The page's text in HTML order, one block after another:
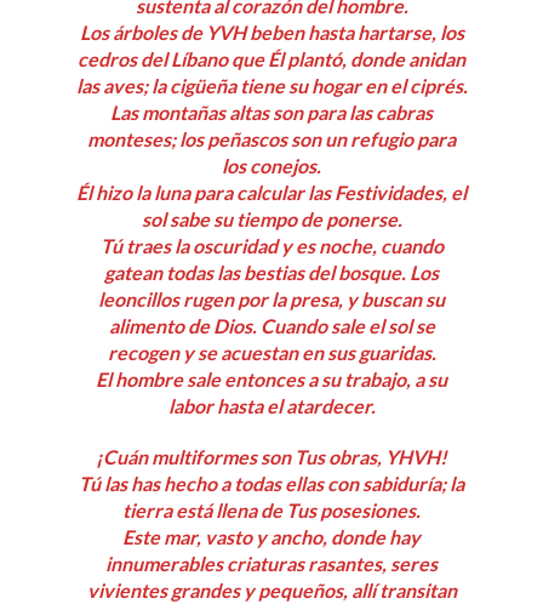
sustenta al corazón del hombre.
Los árboles de YVH beben hasta hartarse, los
cedros del Líbano que Él plantó, donde anidan
las aves; la cigüeña tiene su hogar en el ciprés.
Las montañas altas son para las cabras
monteses; los peñascos son un refugio para
los conejos.
Él hizo la luna para calcular las Festividades, el
sol sabe su tiempo de ponerse.
Tú traes la oscuridad y es noche, cuando
gatean todas las bestias del bosque. Los
leoncillos rugen por la presa, y buscan su
alimento de Dios. Cuando sale el sol se
recogen y se acuestan en sus guaridas.
El hombre sale entonces a su trabajo, a su
labor hasta el atardecer.
¡Cuán multiformes son Tus obras, YHVH!
Tú las has hecho a todas ellas con sabiduría; la
tierra está llena de Tus posesiones.
Este mar, vasto y ancho, donde hay
innumerables criaturas rasantes, seres
vivientes grandes y pequeños, allí transitan